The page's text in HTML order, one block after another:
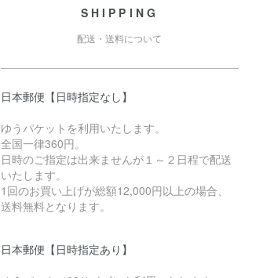
SHIPPING
配送・送料について
日本郵便【日時指定なし】
ゆうパケットを利用いたします。
全国一律360円。
日時のご指定は出来ませんが１～２日程で配送
いたします。
1回のお買い上げが総額12,000円以上の場合、
送料無料となります。
日本郵便【日時指定あり】